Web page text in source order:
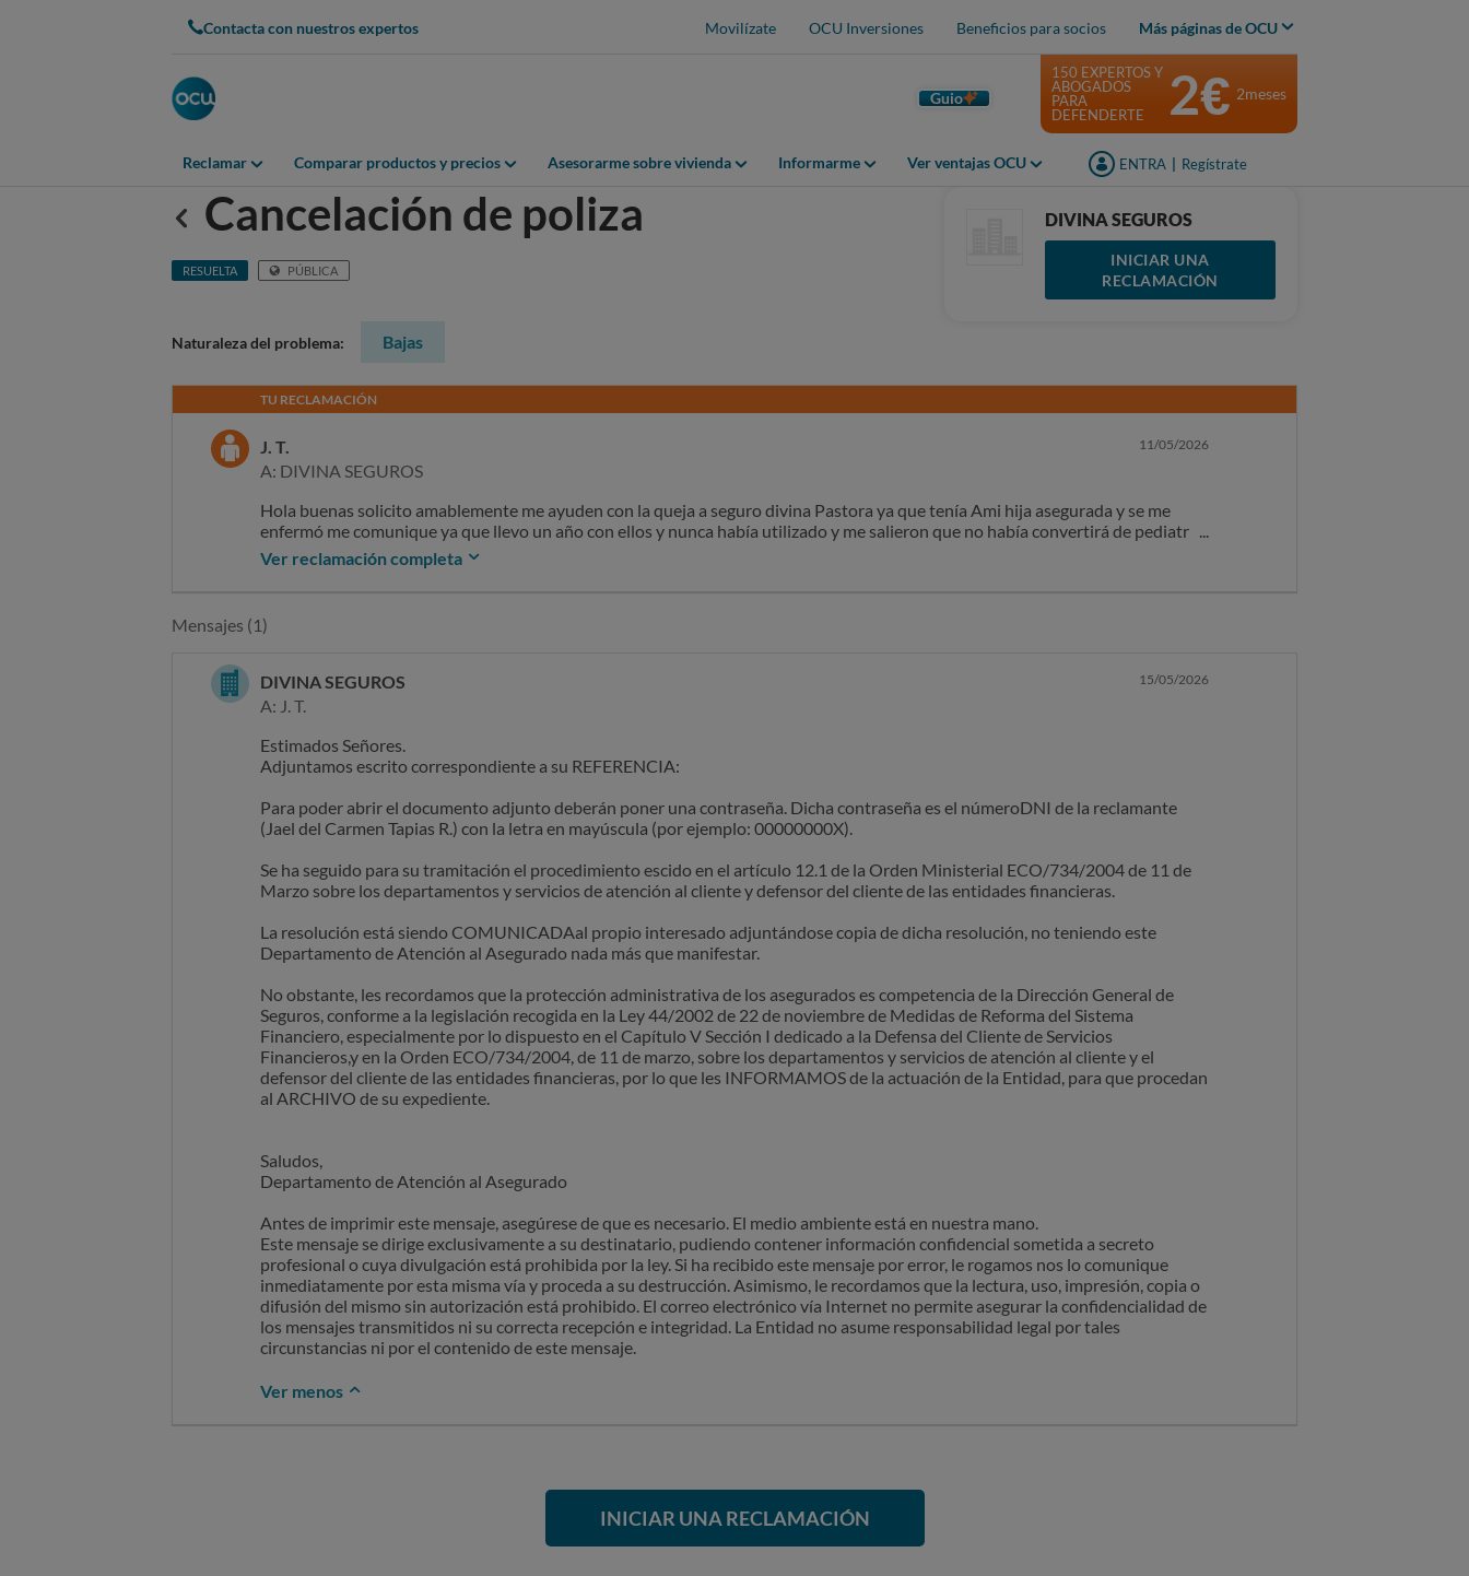
Contacta con nuestros expertos Movilízate OCU Inversiones Beneficios para socios Más páginas de OCU
Guio
Reclamar Comparar productos y precios Asesorarme sobre vivienda Informarme Ver ventajas OCU ENTRA Regístrate
150 EXPERTOS Y
ABOGADOS
PARA
DEFENDERTE
2€ 2meses
Anterior
Cancelación de poliza
RESUELTA PÚBLICA
DIVINA SEGUROS
INICIAR UNA
RECLAMACIÓN
Naturaleza del problema: Bajas
TU RECLAMACIÓN
J. T.
A: DIVINA SEGUROS
11/05/2026
Hola buenas solicito amablemente me ayuden con la queja a seguro divina Pastora ya que tenía Ami hija asegurada y se me
enfermó me comunique ya que llevo un año con ellos y nunca había utilizado y me salieron que no había convertirá de pediatría
donde vivía he así les dije para dar de baja al contrato y me dicen que no se puede me parece una falta de respeto roban a sus
clientes les venden mentira ayúdenme que más debo hacer porque me sigue llegando los recibos
Ver reclamación completa
Mensajes (1)
DIVINA SEGUROS
A: J. T.
15/05/2026
Estimados Señores.
Adjuntamos escrito correspondiente a su REFERENCIA:
Para poder abrir el documento adjunto deberán poner una contraseña. Dicha contraseña es el númeroDNI de la reclamante
(Jael del Carmen Tapias R.) con la letra en mayúscula (por ejemplo: 00000000X).
Se ha seguido para su tramitación el procedimiento escido en el artículo 12.1 de la Orden Ministerial ECO/734/2004 de 11 de
Marzo sobre los departamentos y servicios de atención al cliente y defensor del cliente de las entidades financieras.
La resolución está siendo COMUNICADAal propio interesado adjuntándose copia de dicha resolución, no teniendo este
Departamento de Atención al Asegurado nada más que manifestar.
No obstante, les recordamos que la protección administrativa de los asegurados es competencia de la Dirección General de
Seguros, conforme a la legislación recogida en la Ley 44/2002 de 22 de noviembre de Medidas de Reforma del Sistema
Financiero, especialmente por lo dispuesto en el Capítulo V Sección I dedicado a la Defensa del Cliente de Servicios
Financieros,y en la Orden ECO/734/2004, de 11 de marzo, sobre los departamentos y servicios de atención al cliente y el
defensor del cliente de las entidades financieras, por lo que les INFORMAMOS de la actuación de la Entidad, para que procedan
al ARCHIVO de su expediente.
Saludos,
Departamento de Atención al Asegurado
Antes de imprimir este mensaje, asegúrese de que es necesario. El medio ambiente está en nuestra mano.
Este mensaje se dirige exclusivamente a su destinatario, pudiendo contener información confidencial sometida a secreto
profesional o cuya divulgación está prohibida por la ley. Si ha recibido este mensaje por error, le rogamos nos lo comunique
inmediatamente por esta misma vía y proceda a su destrucción. Asimismo, le recordamos que la lectura, uso, impresión, copia o
difusión del mismo sin autorización está prohibido. El correo electrónico vía Internet no permite asegurar la confidencialidad de
los mensajes transmitidos ni su correcta recepción e integridad. La Entidad no asume responsabilidad legal por tales
circunstancias ni por el contenido de este mensaje.
Ver menos
INICIAR UNA RECLAMACIÓN